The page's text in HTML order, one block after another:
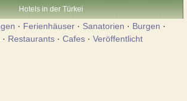
Hotels in der Türkei
· Ferienhäuser · Sanatorien · Burgen ·
· Restaurants · Cafes · Veröffentlicht